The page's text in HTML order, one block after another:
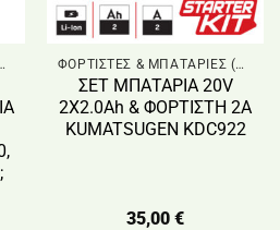
& ΑΛΥΣΟΠΡΙΟΝΑ) ΦΟΡΤΙΣΤΕΣ & ΜΠΑΤΑΡΙΕΣ (ΨΑΛΙΔΙΑ & ΑΛΥΣΟΠΡΙΟΝΑ)
ΣΕΤ ΜΠΑΤΑΡΙΑ 20V
2X2.0Ah & ΦΟΡΤΙΣΤΗ 2Α
KUMATSUGEN KDC922
35,00 €